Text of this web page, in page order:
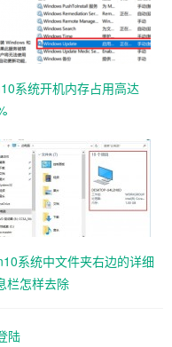
系统开机内存占用高达
系统中文件夹右边的详细
栏怎样去除
陆